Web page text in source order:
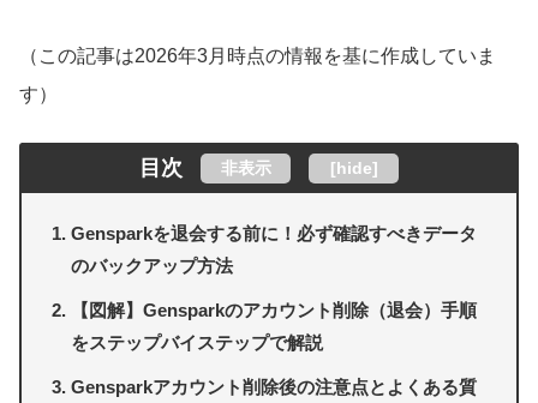
（この記事は2026年3月時点の情報を基に作成していま
す）
目次 非表示 [hide]
Gensparkを退会する前に！必ず確認すべきデータ
のバックアップ方法
【図解】Gensparkのアカウント削除（退会）手順
をステップバイステップで解説
Gensparkアカウント削除後の注意点とよくある質